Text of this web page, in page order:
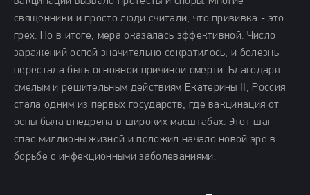
священники и просто люди считали, что прививка - это
грех. Но в итоге, мера оказалась эффективной. Число
заражений оспой значительно сократилось, и болезнь
перестала быть основной причиной смерти. Благодаря
смелым и решительным действиям Екатерины II, Россия
стала одним из первых государств, где вакцинация от
оспы была внедрена в широких масштабах. Этот шаг
спас миллионы жизней и положил начало новой эре в
борьбе с инфекционными заболеваниями.